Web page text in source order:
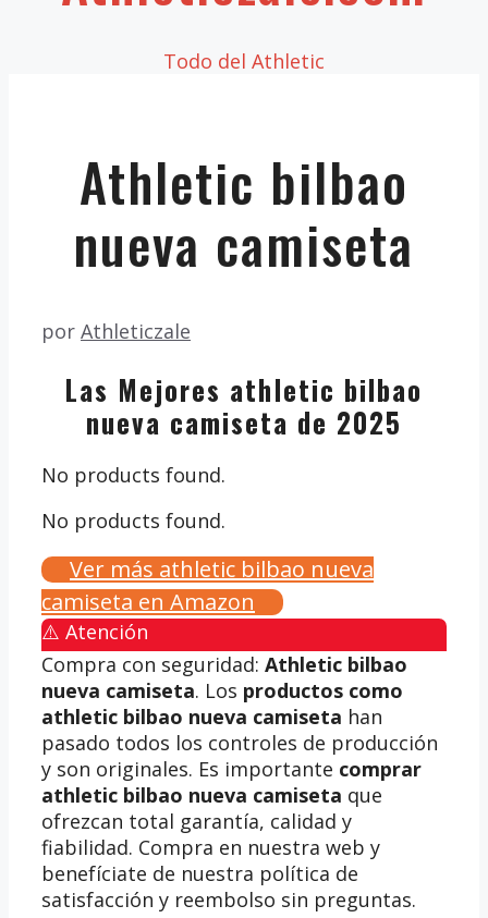
Todo del Athletic
Athletic bilbao
nueva camiseta
por Athleticzale
Las Mejores athletic bilbao
nueva camiseta de 2025
No products found.
No products found.
Ver más athletic bilbao nueva
camiseta en Amazon
⚠️ Atención
Compra con seguridad: Athletic bilbao
nueva camiseta. Los productos como
athletic bilbao nueva camiseta han
pasado todos los controles de producción
y son originales. Es importante comprar
athletic bilbao nueva camiseta que
ofrezcan total garantía, calidad y
fiabilidad. Compra en nuestra web y
benefíciate de nuestra política de
satisfacción y reembolso sin preguntas.